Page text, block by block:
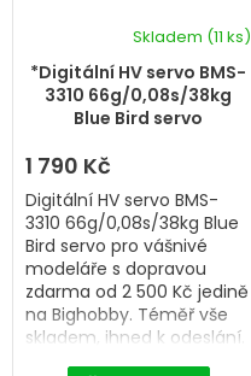
*Digitální HV servo BMS-
3310 66g/0,08s/38kg
Blue Bird servo
Skladem (11 ks)
1 790 Kč
Digitální HV servo BMS-
3310 66g/0,08s/38kg Blue
Bird servo pro vášnivé
modeláře s dopravou
zdarma od 2 500 Kč jedině
na Bighobby. Téměř vše
skladem, ihned k odeslání.
Professional Digitální HV